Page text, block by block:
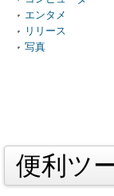
エンタメ
リリース
写真
便利ツ